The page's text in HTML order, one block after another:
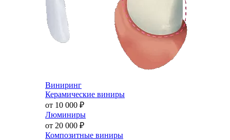
Виниринг
Керамические виниры
от 10 000 ₽
Люминиры
от 20 000 ₽
Композитные виниры